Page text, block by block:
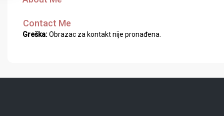
Contact Me
Greška:Obrazac za kontakt nije pronađena.